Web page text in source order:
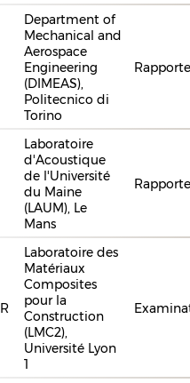
Department of
Mechanical and
Aerospace
Engineering
(DIMEAS),
Politecnico di
Torino
Laboratoire
d'Acoustique
de l'Université
du Maine
(LAUM), Le
Mans
Laboratoire des
Matériaux
Composites
pour la
Construction
(LMC2),
Université Lyon
1